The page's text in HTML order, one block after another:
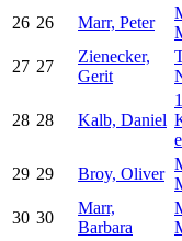
26 26 Marr, Peter
27 27
Zienecker,
Gerit
28 28 Kalb, Daniel
29 29 Broy, Oliver
30 30
Marr,
Barbara